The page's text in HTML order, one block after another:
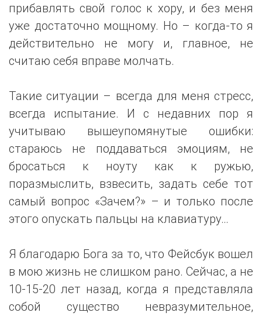
прибавлять свой голос к хору, и без меня
уже достаточно мощному. Но – когда-то я
действительно не могу и, главное, не
считаю себя вправе молчать.
Такие ситуации – всегда для меня стресс,
всегда испытание. И с недавних пор я
учитываю вышеупомянутые ошибки:
стараюсь не поддаваться эмоциям, не
бросаться к ноуту как к ружью,
поразмыслить, взвесить, задать себе тот
самый вопрос «Зачем?» – и только после
этого опускать пальцы на клавиатуру…
Я благодарю Бога за то, что Фейсбук вошел
в мою жизнь не слишком рано. Сейчас, а не
10-15-20 лет назад, когда я представляла
собой существо невразумительное,